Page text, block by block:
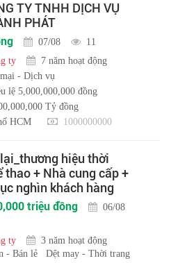
TY TNHH DỊCH VỤ
PHÁT
07/08
11
ty
7 năm hoạt động
- Dịch vụ
lệ 5,000,000,000 đồng
Tỷ đồng
HCM
1000000000
hiệu thời
thao + Nhà cung cấp +
nghìn khách hàng
triệu đồng
06/08
ty
3 năm hoạt động
- Bán lẻ
Dệt may - Thời trang